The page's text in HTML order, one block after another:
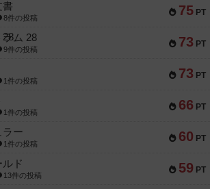
75 PT
書
8件の投稿
73 PT
ム 28
9件の投稿
73 PT
1件の投稿
66 PT
1件の投稿
60 PT
ラー
1件の投稿
59 PT
ド
13件の投稿